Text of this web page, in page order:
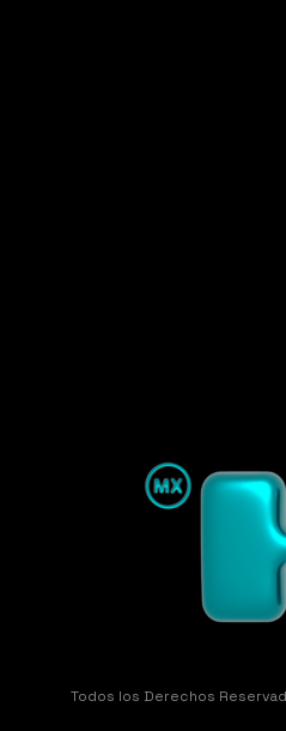
Todos los Derechos